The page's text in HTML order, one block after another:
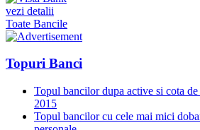
vezi detalii
Toate Bancile
Topuri Banci
Topul bancilor dupa active si cota
2015
Topul bancilor cu cele mai mici